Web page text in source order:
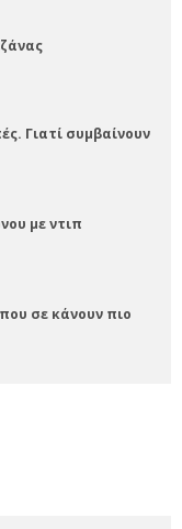
Γιατί συμβαίνουν
με ντιπ
σε κάνουν πιο